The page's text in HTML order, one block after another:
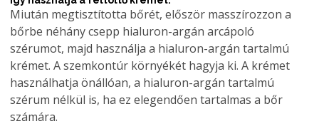
Miután megtisztította bőrét, először masszírozzon a
bőrbe néhány csepp hialuron-argán arcápoló
szérumot, majd használja a hialuron-argán tartalmú
krémet. A szemkontúr környékét hagyja ki. A krémet
használhatja önállóan, a hialuron-argán tartalmú
szérum nélkül is, ha ez elegendően tartalmas a bőr
számára.